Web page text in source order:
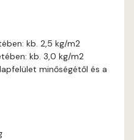
brown B
kb. 2,5 kg/m2
kb. 3,0 kg/m2
minőségétől és a